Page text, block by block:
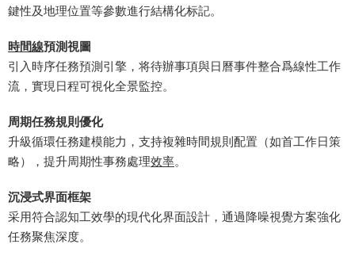
鍵性及地理位置等參數進行結構化标記。
時間線預測視圖​
引入時序任務預測引擎，将待辦事項與日曆事件整合爲線性工作
流，實現日程可視化全景監控。
​周期任務規則優化​
升級循環任務建模能力，支持複雜時間規則配置（如首工作日策
略），提升周期性事務處理效率。
​沉浸式界面框架​
采用符合認知工效學的現代化界面設計，通過降噪視覺方案強化
任務聚焦深度。